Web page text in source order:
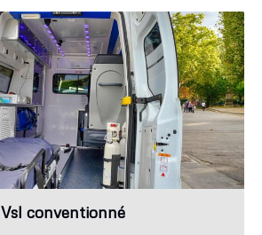
Vsl conventionné